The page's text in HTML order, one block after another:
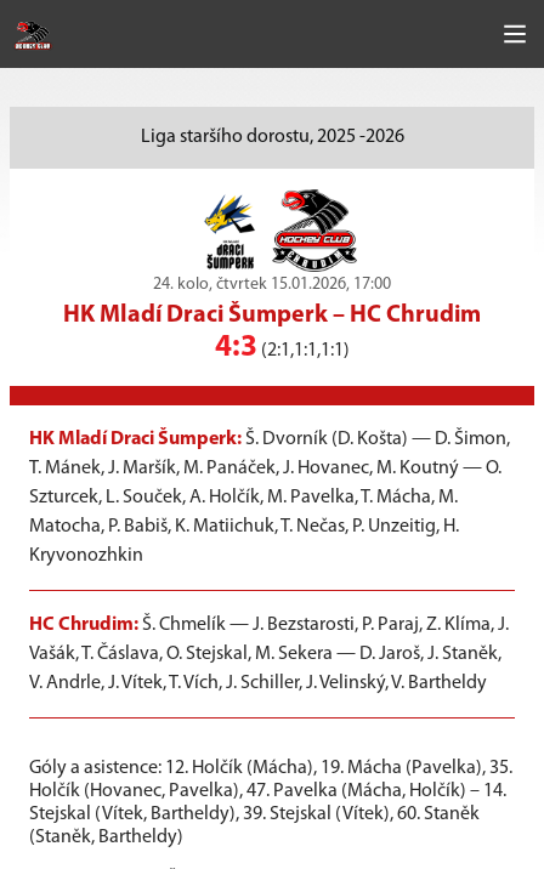
Liga staršího dorostu, 2025 -2026
24. kolo, čtvrtek 15.01.2026, 17:00
HK Mladí Draci Šumperk – HC Chrudim
4:3 (2:1,1:1,1:1)
HK Mladí Draci Šumperk: Š. Dvorník (D. Košta) — D. Šimon,
T. Mánek, J. Maršík, M. Panáček, J. Hovanec, M. Koutný — O.
Szturcek, L. Souček, A. Holčík, M. Pavelka, T. Mácha, M.
Matocha, P. Babiš, K. Matiichuk, T. Nečas, P. Unzeitig, H.
Kryvonozhkin
HC Chrudim: Š. Chmelík — J. Bezstarosti, P. Paraj, Z. Klíma, J.
Vašák, T. Čáslava, O. Stejskal, M. Sekera — D. Jaroš, J. Staněk,
V. Andrle, J. Vítek, T. Vích, J. Schiller, J. Velinský, V. Bartheldy
Góly a asistence: 12. Holčík (Mácha), 19. Mácha (Pavelka), 35.
Holčík (Hovanec, Pavelka), 47. Pavelka (Mácha, Holčík) – 14.
Stejskal (Vítek, Bartheldy), 39. Stejskal (Vítek), 60. Staněk
(Staněk, Bartheldy)